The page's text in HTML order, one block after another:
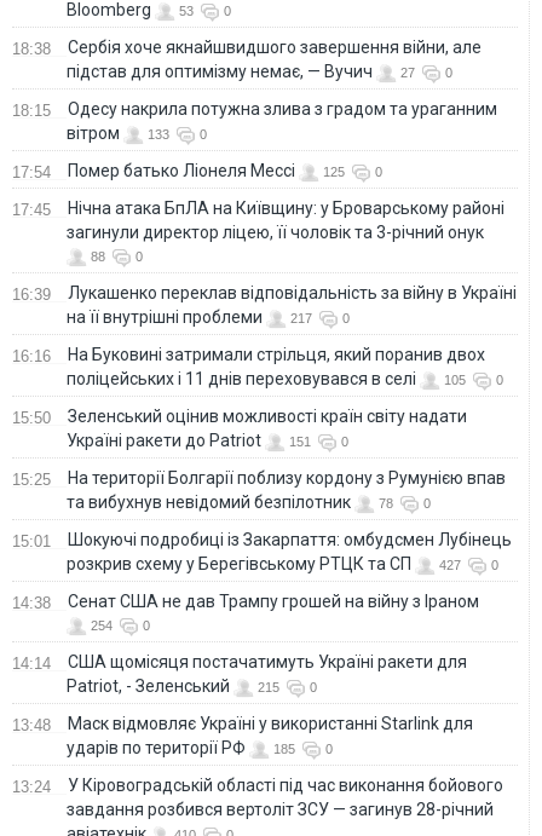
Bloomberg 53 0
18:38
Сербія хоче якнайшвидшого завершення війни, але
підстав для оптимізму немає, — Вучич
27 0
18:15
Одесу накрила потужна злива з градом та ураганним
вітром
133 0
17:54 Помер батько Ліонеля Мессі 125 0
17:45
Нічна атака БпЛА на Київщину: у Броварському районі
загинули директор ліцею, її чоловік та 3-річний онук
88 0
16:39
Лукашенко переклав відповідальність за війну в Україні
на її внутрішні проблеми
217 0
16:16
На Буковині затримали стрільця, який поранив двох
поліцейських і 11 днів переховувався в селі
105 0
15:50
Зеленський оцінив можливості країн світу надати
Україні ракети до Patriot
151 0
15:25
На території Болгарії поблизу кордону з Румунією впав
та вибухнув невідомий безпілотник
78 0
15:01
Шокуючі подробиці із Закарпаття: омбудсмен Лубінець
розкрив схему у Берегівському РТЦК та СП
427 0
14:38 Сенат США не дав Трампу грошей на війну з Іраном
254 0
14:14
США щомісяця постачатимуть Україні ракети для
Patriot, - Зеленський
215 0
13:48
Маск відмовляє Україні у використанні Starlink для
ударів по території РФ
185 0
13:24
У Кіровоградській області під час виконання бойового
завдання розбився вертоліт ЗСУ — загинув 28-річний